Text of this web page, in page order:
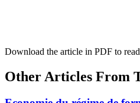
Download the article in PDF to
Other Articles From